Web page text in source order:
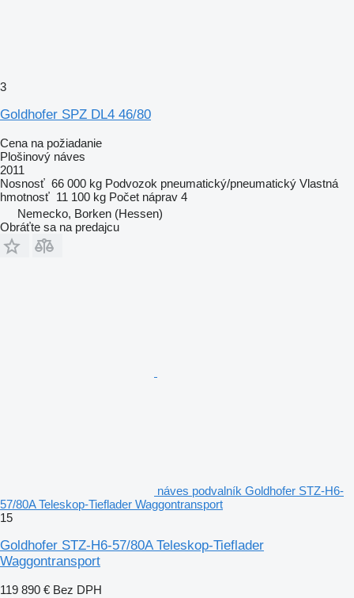
3
Goldhofer SPZ DL4 46/80
Cena na požiadanie
Plošinový náves
2011
Nosnosť 66 000 kg Podvozok pneumatický/pneumatický Vlastná
hmotnosť 11 100 kg Počet náprav 4
Nemecko, Borken (Hessen)
Obráťte sa na predajcu
náves podvalník Goldhofer STZ-H6-
57/80A Teleskop-Tieflader Waggontransport
15
Goldhofer STZ-H6-57/80A Teleskop-Tieflader
Waggontransport
119 890 € Bez DPH